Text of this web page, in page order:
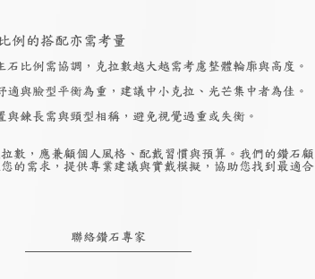
例的搭配亦需考量
石比例需協調，克拉數越大越需考慮整體輪廓與高度。
適與臉型平衡為重，建議中小克拉、光芒集中者為佳。
與鍊長需與頸型相稱，避免視覺過重或失衡。
數，應兼顧個人風格、配戴習慣與預算。我們的鑽石顧
的需求，提供專業建議與實戴模擬，協助您找到最適合
聯絡鑽石專家